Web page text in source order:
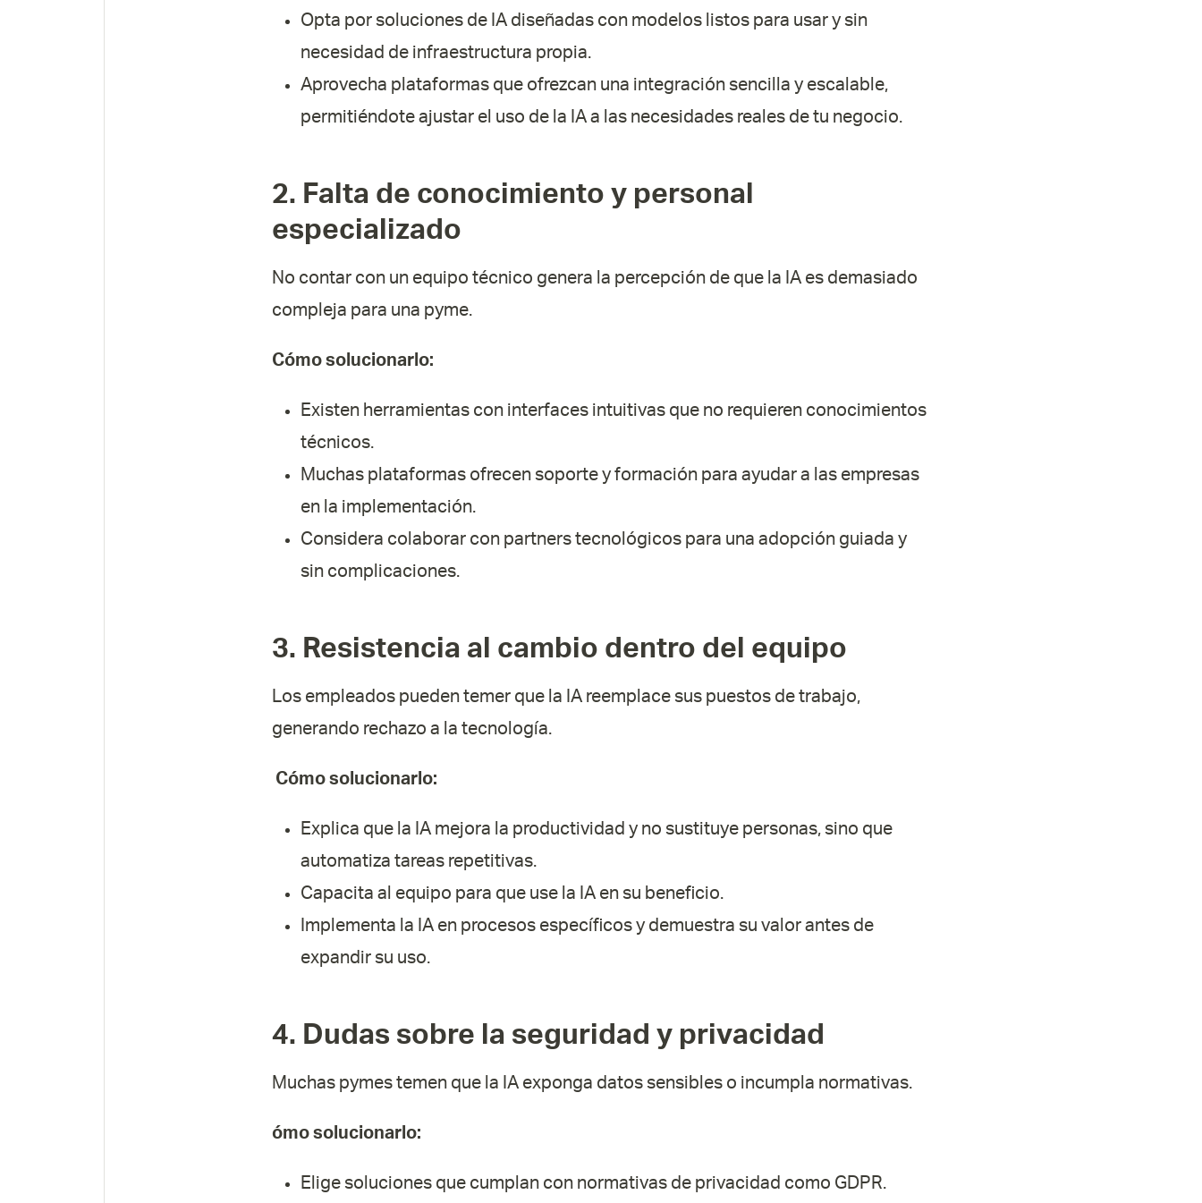
Opta por soluciones de IA diseñadas con modelos listos para usar y sin
necesidad de infraestructura propia.
Aprovecha plataformas que ofrezcan una integración sencilla y escalable,
permitiéndote ajustar el uso de la IA a las necesidades reales de tu negocio.
2. Falta de conocimiento y personal
especializado
No contar con un equipo técnico genera la percepción de que la IA es demasiado
compleja para una pyme.
Cómo solucionarlo:
Existen herramientas con interfaces intuitivas que no requieren conocimientos
técnicos.
Muchas plataformas ofrecen soporte y formación para ayudar a las empresas
en la implementación.
Considera colaborar con partners tecnológicos para una adopción guiada y
sin complicaciones.
3. Resistencia al cambio dentro del equipo
Los empleados pueden temer que la IA reemplace sus puestos de trabajo,
generando rechazo a la tecnología.
Cómo solucionarlo:
Explica que la IA mejora la productividad y no sustituye personas, sino que
automatiza tareas repetitivas.
Capacita al equipo para que use la IA en su beneficio.
Implementa la IA en procesos específicos y demuestra su valor antes de
expandir su uso.
4. Dudas sobre la seguridad y privacidad
Muchas pymes temen que la IA exponga datos sensibles o incumpla normativas.
ómo solucionarlo:
Elige soluciones que cumplan con normativas de privacidad como GDPR.